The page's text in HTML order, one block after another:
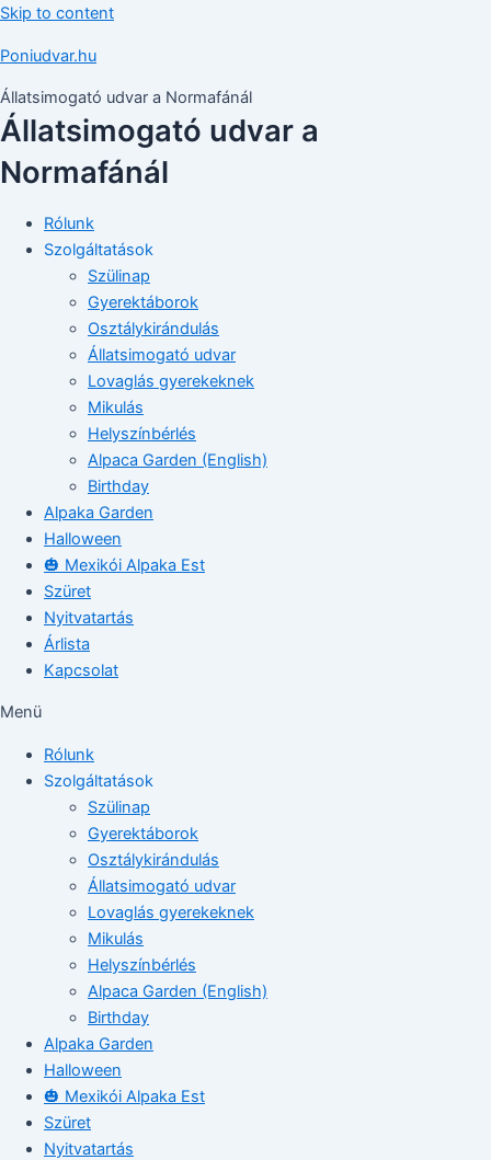
Skip to content
Poniudvar.hu
Állatsimogató udvar a Normafánál
Állatsimogató udvar a
Normafánál
Rólunk
Szolgáltatások
Szülinap
Gyerektáborok
Osztálykirándulás
Állatsimogató udvar
Lovaglás gyerekeknek
Mikulás
Helyszínbérlés
Alpaca Garden (English)
Birthday
Alpaka Garden
Halloween
🎃 Mexikói Alpaka Est
Szüret
Nyitvatartás
Árlista
Kapcsolat
Menü
Rólunk
Szolgáltatások
Szülinap
Gyerektáborok
Osztálykirándulás
Állatsimogató udvar
Lovaglás gyerekeknek
Mikulás
Helyszínbérlés
Alpaca Garden (English)
Birthday
Alpaka Garden
Halloween
🎃 Mexikói Alpaka Est
Szüret
Nyitvatartás